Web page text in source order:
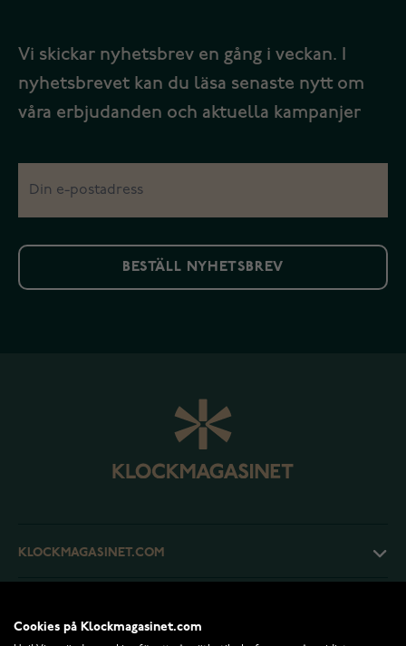
Vi skickar nyhetsbrev en gång i veckan. I
nyhetsbrevet kan du läsa senaste nytt om
våra erbjudanden och aktuella kampanjer
BESTÄLL NYHETSBREV
KLOCKMAGASINET.COM
Cookies på Klockmagasinet.com